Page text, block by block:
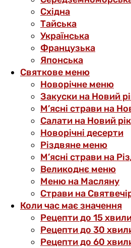
Східна
Тайська
Українська
Французька
Японська
Святкове меню
Новорічне меню
Закуски на Новий
М’ясні страви на
Салати на Новий рік
Новорічні десерти
Різдвяне меню
М’ясні страви на
Великоднє меню
Меню на Масляну
Страви на
Коли час має значення
Рецепти до 15
Рецепти до 30
Рецепти до 60